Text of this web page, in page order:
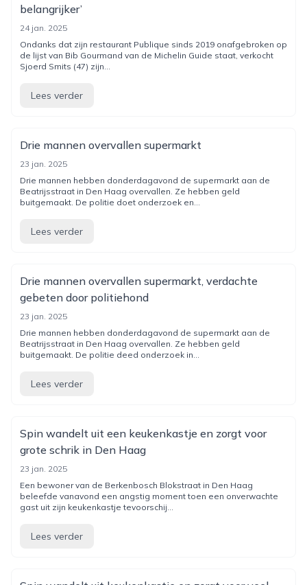
belangrijker’
24 jan. 2025
Ondanks dat zijn restaurant Publique sinds 2019 onafgebroken op
de lijst van Bib Gourmand van de Michelin Guide staat, verkocht
Sjoerd Smits (47) zijn...
Lees verder
Drie mannen overvallen supermarkt
23 jan. 2025
Drie mannen hebben donderdagavond de supermarkt aan de
Beatrijsstraat in Den Haag overvallen. Ze hebben geld
buitgemaakt. De politie doet onderzoek en...
Lees verder
Drie mannen overvallen supermarkt, verdachte
gebeten door politiehond
23 jan. 2025
Drie mannen hebben donderdagavond de supermarkt aan de
Beatrijsstraat in Den Haag overvallen. Ze hebben geld
buitgemaakt. De politie deed onderzoek in...
Lees verder
Spin wandelt uit een keukenkastje en zorgt voor
grote schrik in Den Haag
23 jan. 2025
Een bewoner van de Berkenbosch Blokstraat in Den Haag
beleefde vanavond een angstig moment toen een onverwachte
gast uit zijn keukenkastje tevoorschij...
Lees verder